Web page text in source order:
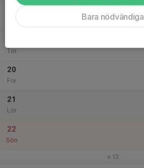
Tor
20
Fre
21
Lör
22
Sön
v.13
Bara nödvändiga